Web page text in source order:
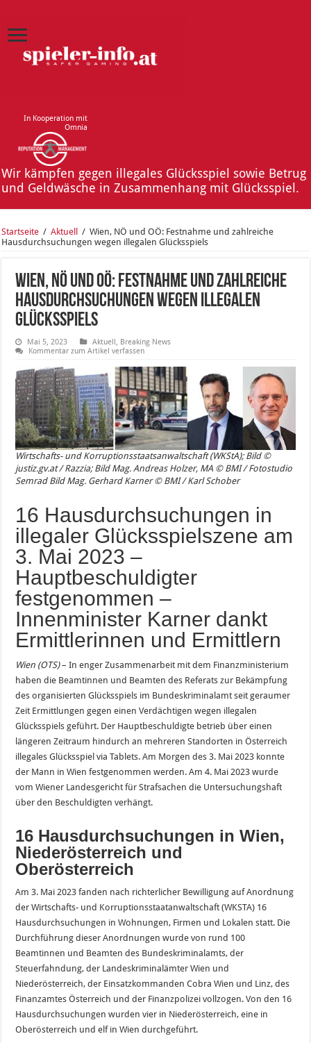
In Kooperation mit
Omnia
Wir kämpfen gegen illegales Glücksspiel sowie Betrug
und Geldwäsche in Zusammenhang mit Glücksspiel.
Startseite / Aktuell / Wien, NÖ und OÖ: Festnahme und zahlreiche
Hausdurchsuchungen wegen illegalen Glücksspiels
Wien, NÖ und OÖ: Festnahme und zahlreiche
Hausdurchsuchungen wegen illegalen
Glücksspiels
Mai 5, 2023 Aktuell, Breaking News
Kommentar zum Artikel verfassen
Wirtschafts- und Korruptionsstaatsanwaltschaft (WKStA); Bild ©
justiz.gv.at / Razzia; Bild Mag. Andreas Holzer, MA © BMI / Fotostudio
Semrad Bild Mag. Gerhard Karner © BMI / Karl Schober
16 Hausdurchsuchungen in
illegaler Glücksspielszene am
3. Mai 2023 –
Hauptbeschuldigter
festgenommen –
Innenminister Karner dankt
Ermittlerinnen und Ermittlern
Wien (OTS)– In enger Zusammenarbeit mit dem Finanzministerium
haben die Beamtinnen und Beamten des Referats zur Bekämpfung
des organisierten Glücksspiels im Bundeskriminalamt seit geraumer
Zeit Ermittlungen gegen einen Verdächtigen wegen illegalen
Glücksspiels geführt. Der Hauptbeschuldigte betrieb über einen
längeren Zeitraum hindurch an mehreren Standorten in Österreich
illegales Glücksspiel via Tablets. Am Morgen des 3. Mai 2023 konnte
der Mann in Wien festgenommen werden. Am 4. Mai 2023 wurde
vom Wiener Landesgericht für Strafsachen die Untersuchungshaft
über den Beschuldigten verhängt.
16 Hausdurchsuchungen in Wien,
Niederösterreich und
Oberösterreich
Am 3. Mai 2023 fanden nach richterlicher Bewilligung auf Anordnung
der Wirtschafts- und Korruptionsstaatanwaltschaft (WKSTA) 16
Hausdurchsuchungen in Wohnungen, Firmen und Lokalen statt. Die
Durchführung dieser Anordnungen wurde von rund 100
Beamtinnen und Beamten des Bundeskriminalamts, der
Steuerfahndung, der Landeskriminalämter Wien und
Niederösterreich, der Einsatzkommanden Cobra Wien und Linz, des
Finanzamtes Österreich und der Finanzpolizei vollzogen. Von den 16
Hausdurchsuchungen wurden vier in Niederösterreich, eine in
Oberösterreich und elf in Wien durchgeführt.